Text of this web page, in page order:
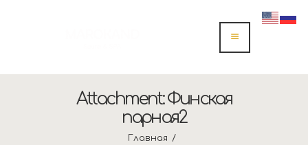
Attachment: Финская
парная2
Главная